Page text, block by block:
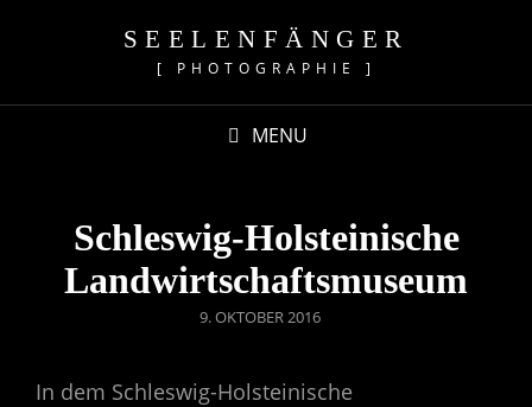
SEELENFÄNGER
[ PHOTOGRAPHIE ]
MENU
Schleswig-Holsteinische
Landwirtschaftsmuseum
POSTED
9. OKTOBER 2016
In dem Schleswig-Holsteinische